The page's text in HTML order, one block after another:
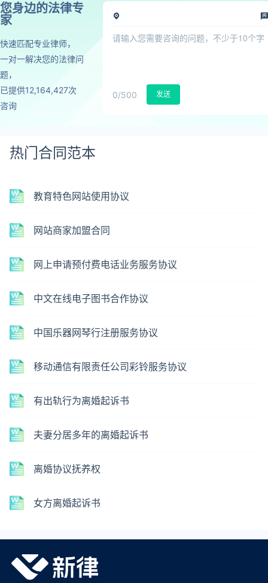
您身边的法律专
家
快速匹配专业律师，
一对一解决您的法律问
题，
已提供12,164,427次
咨询
0/500 发送
热门合同范本
教育特色网站使用协议
网站商家加盟合同
网上申请预付费电话业务服务协议
中文在线电子图书合作协议
中国乐器网琴行注册服务协议
移动通信有限责任公司彩铃服务协议
有出轨行为离婚起诉书
夫妻分居多年的离婚起诉书
离婚协议抚养权
女方离婚起诉书